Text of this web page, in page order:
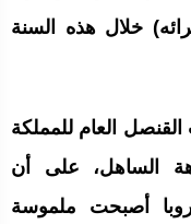
خلال هذه السنة
العام للمملكة
الساهل، على أن
أصبحت ملموسة